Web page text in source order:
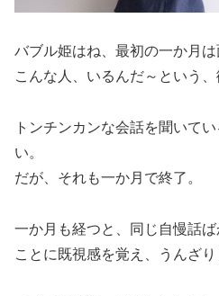
バブル姫はね、最初の一か月は
こんな人、いるんだ～という、
トンチンカンな会話を聞いて
い。
だが、それも一か月で終了。
一か月も経つと、同じ自慢話
ことに既視感を覚え、うんざり